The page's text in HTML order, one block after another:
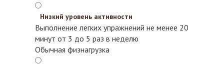
Низкий уровень активности
Выполнение легких упражнений не менее 20
минут от 3 до 5 раз в неделю
Обычная физнагрузка